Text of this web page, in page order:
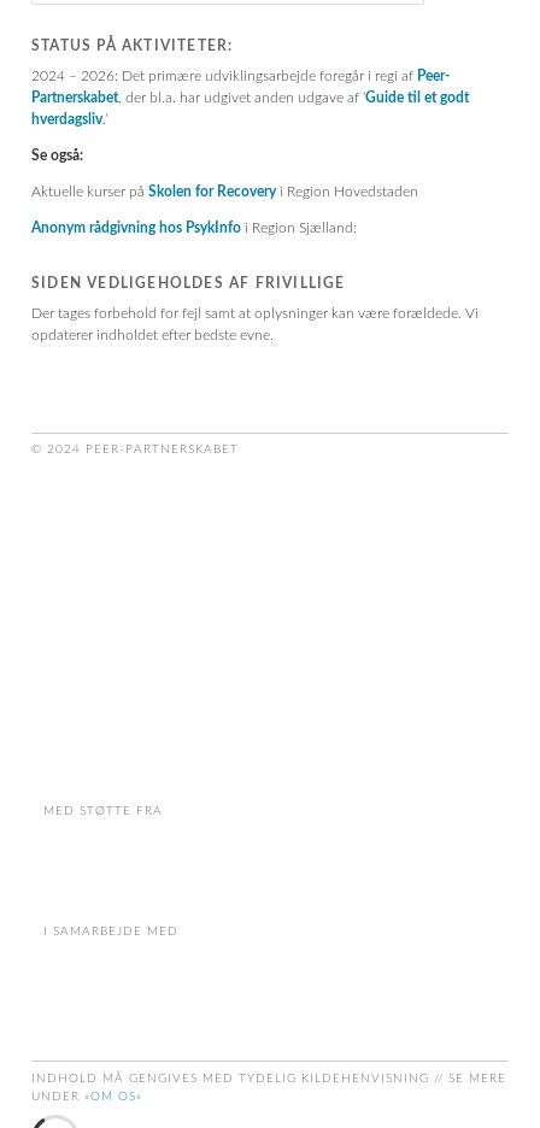
STATUS PÅ AKTIVITETER:
2024 – 2026: Det primære udviklingsarbejde foregår i regi af Peer-
Partnerskabet, der bl.a. har udgivet anden udgave af ‘Guide til et godt
hverdagsliv.’
Se også:
Aktuelle kurser på Skolen for Recoveryi Region Hovedstaden
Anonym rådgivning hos PsykInfo i Region Sjælland:
SIDEN VEDLIGEHOLDES AF FRIVILLIGE
Der tages forbehold for fejl samt at oplysninger kan være forældede. Vi
opdaterer indholdet efter bedste evne.
© 2024 PEER-PARTNERSKABET
MED STØTTE FRA
I SAMARBEJDE MED
INDHOLD MÅ GENGIVES MED TYDELIG KILDEHENVISNING // SE MERE
UNDER »OM OS«